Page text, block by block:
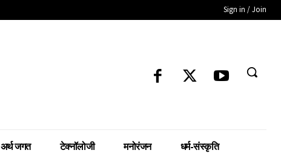
Sign in / Join
अर्थ जगत टेक्नॉलोजी मनोरंजन धर्म-संस्कृति